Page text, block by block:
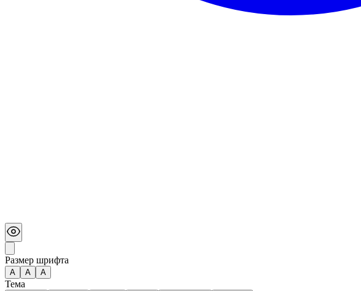
Размер шрифта
А A A
Тема